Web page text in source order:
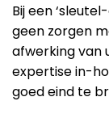
Bij een
geen zorgen
afwerking van
expertise in-
goed eind te